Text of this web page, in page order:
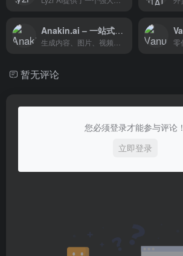
Anakin.ai – 一站式AI应用平台
暂无评论
您必须登录才能参与评论！
立即登录